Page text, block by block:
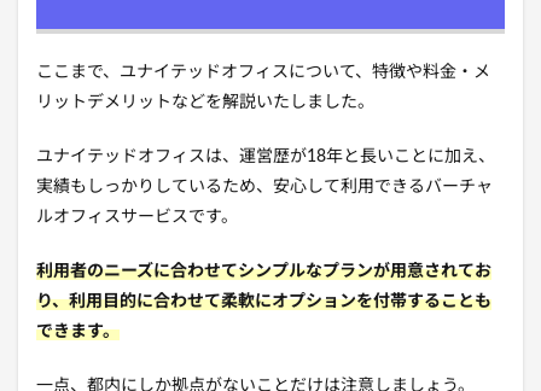
ここまで、ユナイテッドオフィスについて、特徴や料金・メ
リットデメリットなどを解説いたしました。
ユナイテッドオフィスは、運営歴が18年と長いことに加え、
実績もしっかりしているため、安心して利用できるバーチャ
ルオフィスサービスです。
利用者のニーズに合わせてシンプルなプランが用意されてお
り、利用目的に合わせて柔軟にオプションを付帯することも
できます。
一点、都内にしか拠点がないことだけは注意しましょう。